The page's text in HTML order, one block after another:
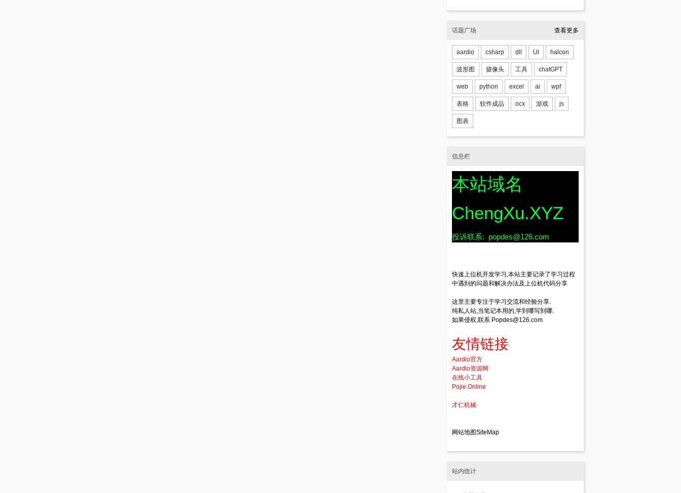
话题广场 查看更多
aardio csharp dll UI halcon
波形图 摄像头 工具 chatGPT
web python excel ai wpf
表格 软件成品 ocx 游戏 js
图表
信息栏
本站域名
ChengXu.XYZ
投诉联系: popdes@126.com
快速上位机开发学习,本站主要记录了学习过程
中遇到的问题和解决办法及上位机代码分享
这里主要专注于学习交流和经验分享.
纯私人站,当笔记本用的,学到哪写到哪.
如果侵权,联系 Popdes@126.com
友情链接
Aardio官方
Aardio资源网
在线小工具
Pojie.Online
才仁机械
网站地图SiteMap
站内统计